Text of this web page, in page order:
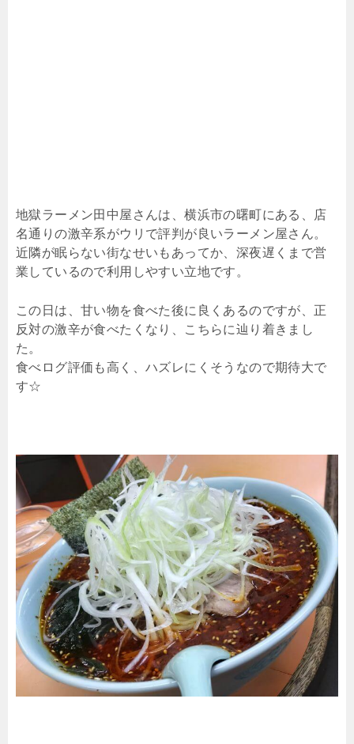
地獄ラーメン田中屋さんは、横浜市の曙町にある、店
名通りの激辛系がウリで評判が良いラーメン屋さん。
近隣が眠らない街なせいもあってか、深夜遅くまで営
業しているので利用しやすい立地です。
この日は、甘い物を食べた後に良くあるのですが、正
反対の激辛が食べたくなり、こちらに辿り着きまし
た。
食べログ評価も高く、ハズレにくそうなので期待大で
す☆